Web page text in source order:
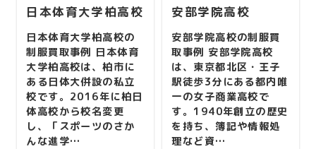
日本体育大学柏高校
日本体育大学柏高校の
制服買取事例 日本体育
大学柏高校は、柏市に
ある日体大併設の私立
校です。2016年に柏日
体高校から校名変更
し、「スポーツのさか
んな進学…
安部学院高校
安部学院高校の制服買
取事例 安部学院高校
は、東京都北区・王子
駅徒歩3分にある都内唯
一の女子商業高校で
す。1940年創立の歴史
を持ち、簿記や情報処
理など資…